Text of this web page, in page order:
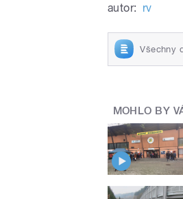
autor: rv
Všechny
MOHLO BY